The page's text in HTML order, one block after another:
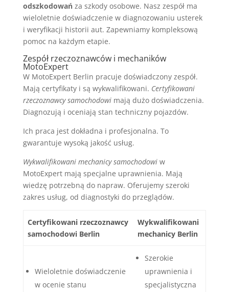
odszkodowańza szkody osobowe. Nasz zespół ma
wieloletnie doświadczenie w diagnozowaniu usterek
i weryfikacji historii aut. Zapewniamy kompleksową
pomoc na każdym etapie.
Zespół rzeczoznawców i mechaników
MotoExpert
W MotoExpert Berlin pracuje doświadczony zespół.
Mają certyfikaty i są wykwalifikowani. Certyfikowani
rzeczoznawcy samochodowimają dużo doświadczenia.
Diagnozują i oceniają stan techniczny pojazdów.
Ich praca jest dokładna i profesjonalna. To
gwarantuje wysoką jakość usług.
Wykwalifikowani mechanicy samochodowiw
MotoExpert mają specjalne uprawnienia. Mają
wiedzę potrzebną do napraw. Oferujemy szeroki
zakres usług, od diagnostyki do przeglądów.
Certyfikowani rzeczoznawcy
samochodowi Berlin
Wykwalifikowani
mechanicy Berlin
Wieloletnie doświadczenie
w ocenie stanu
Szerokie
uprawnienia i
specjalistyczna